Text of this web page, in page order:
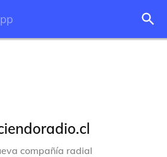
compañía radial